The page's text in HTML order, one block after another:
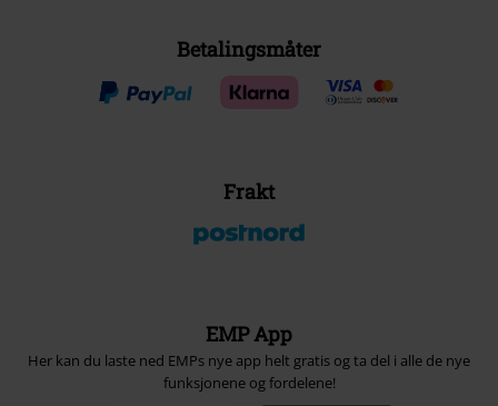
Betalingsmåter
Frakt
EMP App
Her kan du laste ned EMPs nye app helt gratis og ta del i alle de nye
funksjonene og fordelene!